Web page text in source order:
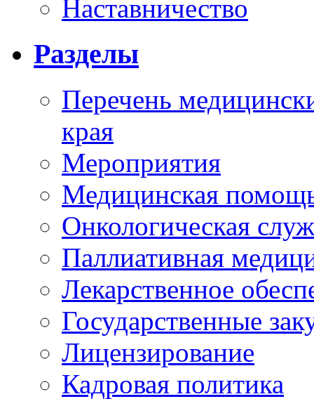
Наставничество
Разделы
Перечень
края
Мероприятия
Медицинская
Онкологическая
Паллиативная
Лекарственное
Государственные
Лицензирование
Кадровая политика